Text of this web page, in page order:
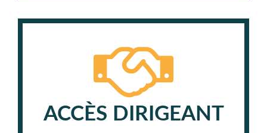
ACCÈS DIRIGEANT